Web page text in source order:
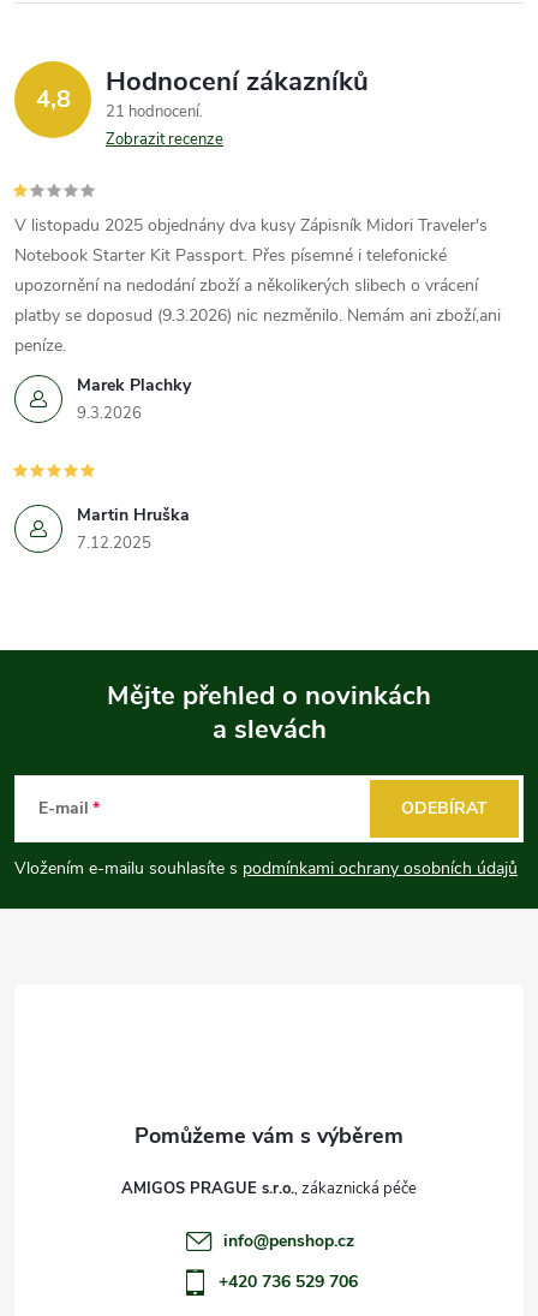
4,8 Hodnocení zákazníků
21 hodnocení
Zobrazit recenze
Marek Plachky
9.3.2026
V listopadu 2025 objednány dva kusy Zápisník Midori Traveler's
Notebook Starter Kit Passport. Přes písemné i telefonické
upozornění na nedodání zboží a několikerých slibech o vrácení
platby se doposud (9.3.2026) nic nezměnilo. Nemám ani zboží,ani
peníze.
Martin Hruška
7.12.2025
p
a
Mějte přehled o novinkách
a slevách
E-mail
Vložením e-mailu souhlasíte s podmínkami ochrany osobních údajů
ODEBÍRAT
AMIGOS PRAGUE s.r.o.
info@penshop.cz
+420 736 529 706